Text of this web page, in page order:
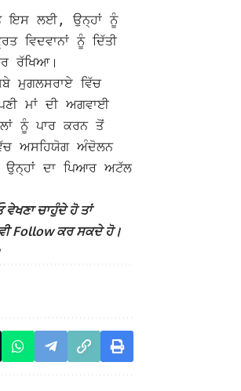
ਇਸ ਲਈ, ਉਨ੍ਹਾਂ ਨੂੰ
ਵਿਦਵਾਨਾਂ ਨੂੰ ਦਿੱਤੀ
ਰੱਖਿਆ।
ਮੁਗਲਸਰਾਏ ਵਿੱਚ
ਮਾਂ ਦੀ ਅਗਵਾਈ
ਨੂੰ ਪਾਰ ਕਰਨ ਤੋਂ
ਅਸਹਿਯੋਗ ਅੰਦੋਲਨ
ਦਾ ਪਿਆਰ ਅਟੱਲ
ਚਾਹੁੰਦੇ ਹੋ ਤਾਂ
Follow ਕਰ ਸਕਦੇ ਹੋ।